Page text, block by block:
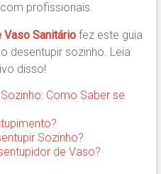
profissionais.
Vaso Sanitáriofez este guia
desentupir sozinho. Leia
disso!
Como Saber se
Sozinho?
de Vaso?